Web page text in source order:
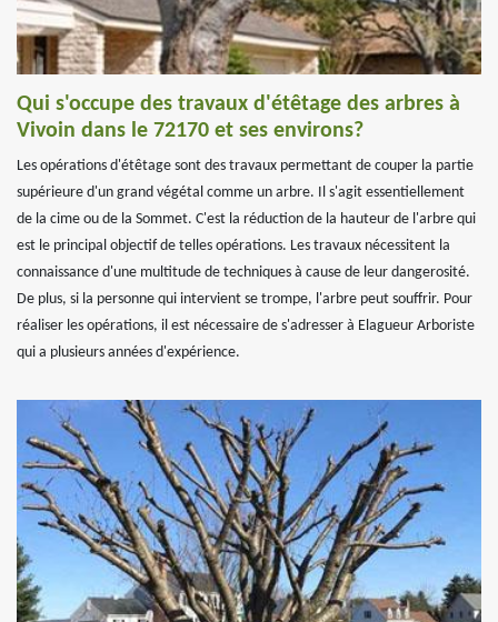
Qui s'occupe des travaux d'étêtage des arbres à
Vivoin dans le 72170 et ses environs?
Les opérations d'étêtage sont des travaux permettant de couper la partie
supérieure d'un grand végétal comme un arbre. Il s'agit essentiellement
de la cime ou de la Sommet. C'est la réduction de la hauteur de l'arbre qui
est le principal objectif de telles opérations. Les travaux nécessitent la
connaissance d'une multitude de techniques à cause de leur dangerosité.
De plus, si la personne qui intervient se trompe, l'arbre peut souffrir. Pour
réaliser les opérations, il est nécessaire de s'adresser à Elagueur Arboriste
qui a plusieurs années d'expérience.